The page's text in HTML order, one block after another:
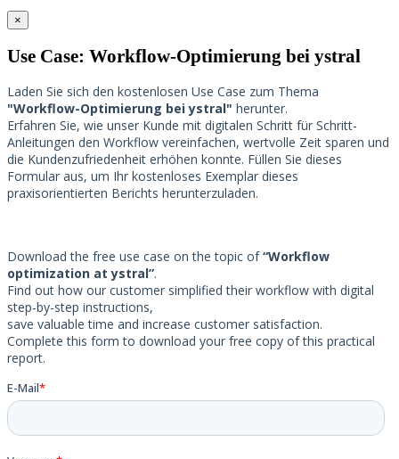
×
Use Case: Workflow-Optimierung bei ystral